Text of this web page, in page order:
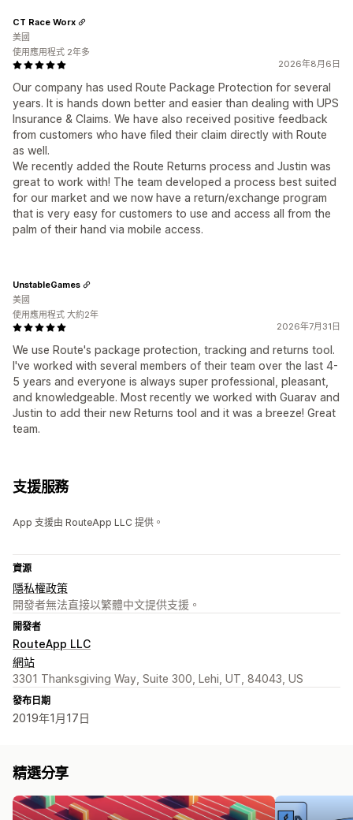
2026年8月6日
Our company has used Route Package Protection for several
years. It is hands down better and easier than dealing with UPS
Insurance & Claims. We have also received positive feedback
from customers who have filed their claim directly with Route
as well.
We recently added the Route Returns process and Justin was
great to work with! The team developed a process best suited
for our market and we now have a return/exchange program
that is very easy for customers to use and access all from the
palm of their hand via mobile access.
CT Race Worx
美國
使用應用程式 2年多
2026年7月31日
We use Route's package protection, tracking and returns tool.
I've worked with several members of their team over the last 4-
5 years and everyone is always super professional, pleasant,
and knowledgeable. Most recently we worked with Guarav and
Justin to add their new Returns tool and it was a breeze! Great
team.
UnstableGames
美國
使用應用程式 大約2年
支援服務
App 支援由 RouteApp LLC 提供。
資源
隱私權政策
開發者無法直接以繁體中文提供支援。
開發者
RouteApp LLC
網站
3301 Thanksgiving Way, Suite 300, Lehi, UT, 84043, US
發布日期
2019年1月17日
精選分享